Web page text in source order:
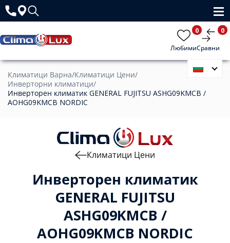
Любими
0
Сравни
0
Климатици Варна/Климатици Цени/
Инверторни климатици/
Инверторен климатик GENERAL FUJITSU ASHG09KMCB /
AOHG09KMCB NORDIC
Инверторен климатик
GENERAL FUJITSU
ASHG09KMCB /
AOHG09KMCB NORDIC
Климатици Цени